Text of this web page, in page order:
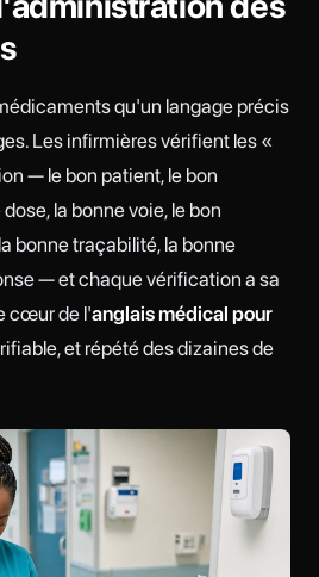
qu'un langage précis
Les infirmières vérifient les «
— le bon patient, le bon
la bonne voie, le bon
bonne traçabilité, la bonne
— et chaque vérification a sa
cœur de l'anglais médical pour
et répété des dizaines de